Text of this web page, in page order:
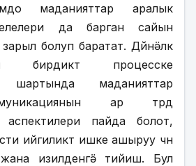
маданияттар аралык
да барган сайын
болуп баратат. Дүйнӛлүк
бирдиктүү процесске
шартында маданияттар
ар түрдүү
аспектилери пайда болот,
ийгиликтүү ишке ашыруу үчүн
изилденүүгӛ тийиш. Бул